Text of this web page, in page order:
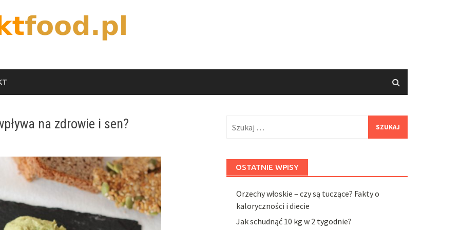
na zdrowie i sen?
OSTATNIE WPISY
Orzechy włoskie – czy są tuczące? Fakty o
kaloryczności i diecie
Jak schudnąć 10 kg w 2 tygodnie?